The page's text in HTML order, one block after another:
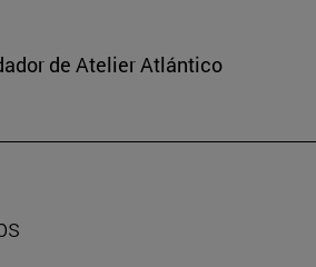
de Atelier Atlántico